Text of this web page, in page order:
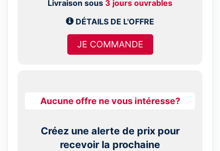
Livraison sous 3 jours ouvrables
DÉTAILS DE L'OFFRE
JE COMMANDE
Aucune offre ne vous intéresse?
Créez une alerte de prix pour
recevoir la prochaine